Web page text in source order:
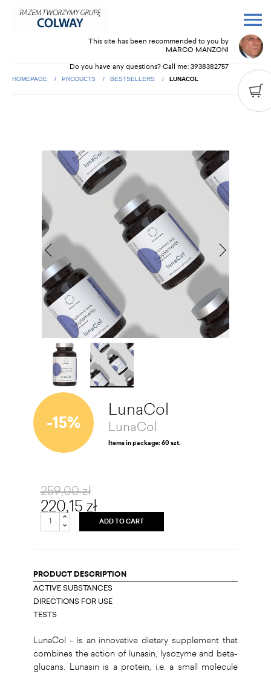
This site has been recommended to you by
MARCO MANZONI
Do you have any questions? Call me: 3938382757
HOMEPAGE PRODUCTS BESTSELLERS LUNACOL
-15%
LunaCol
LunaCol
Items in package: 60 szt.
220,15 zł
259,00 zł
ADD TO CART
PRODUCT DESCRIPTION
ACTIVE SUBSTANCES
DIRECTIONS FOR USE
TESTS
LunaCol - is an innovative dietary supplement that
combines the action of lunasin, lysozyme and beta-
glucans. Lunasin is a protein, i.e. a small molecule